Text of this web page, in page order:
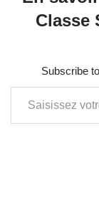
Classe
Subscribe